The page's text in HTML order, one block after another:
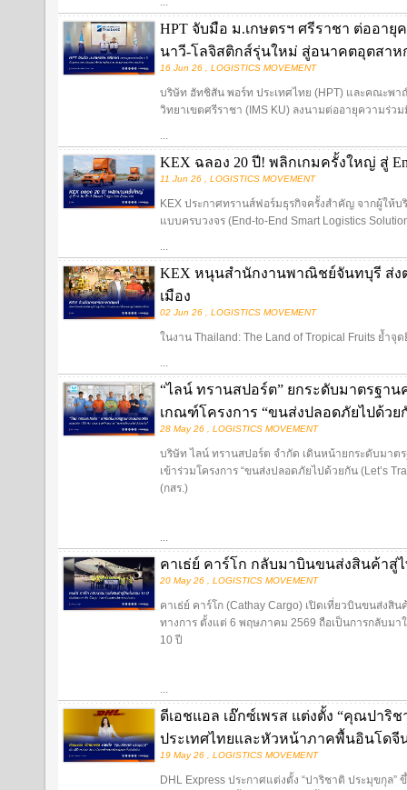
HPT จับมือ ม.เกษตรฯ ศรีราชา ต่ออา
นาวี-โลจิสติกส์รุ่นใหม่ สู่อนาคตอุตสาห
16 Jun 26 , LOGISTICS MOVEMENT
บริษัท ฮัทชิสัน พอร์ท ประเทศไทย (HPT) และคณะพ
วิทยาเขตศรีราชา (IMS KU) ลงนามต่ออายุความร่ว
...
KEX ฉลอง 20 ปี! พลิกเกมครั้งใหญ่ สู่
11 Jun 26 , LOGISTICS MOVEMENT
KEX ประกาศทรานส์ฟอร์มธุรกิจครั้งสำคัญ จากผู้ให้
แบบครบวงจร (End-to-End Smart Logistics
...
KEX หนุนสำนักงานพาณิชย์จันทบุรี ส่ง
เมือง
02 Jun 26 , LOGISTICS MOVEMENT
ในงาน Thailand: The Land of Tropical Fruits ย้ำ
...
“ไลน์ ทรานสปอร์ต” ยกระดับมาตรฐา
เกณฑ์โครงการ “ขนส่งปลอดภัยไปด้วย
28 May 26 , LOGISTICS MOVEMENT
บริษัท ไลน์ ทรานสปอร์ต จำกัด เดินหน้ายกระดับมา
เข้าร่วมโครงการ “ขนส่งปลอดภัยไปด้วยกัน (Let’s
(กสร.)
...
คาเธ่ย์ คาร์โก กลับมาบินขนส่งสินค้าสู่
20 May 26 , LOGISTICS MOVEMENT
คาเธ่ย์ คาร์โก (Cathay Cargo) เปิดเที่ยวบินขนส่งสิ
ทางการ ตั้งแต่ 6 พฤษภาคม 2569 ถือเป็นการกลับม
10 ปี
...
ดีเอชแอล เอ๊กซ์เพรส แต่งตั้ง “คุณปาริ
ประเทศไทยและหัวหน้าภาคพื้นอินโดจี
19 May 26 , LOGISTICS MOVEMENT
DHL Express ประกาศแต่งตั้ง “ปาริชาติ ประมุขกุล